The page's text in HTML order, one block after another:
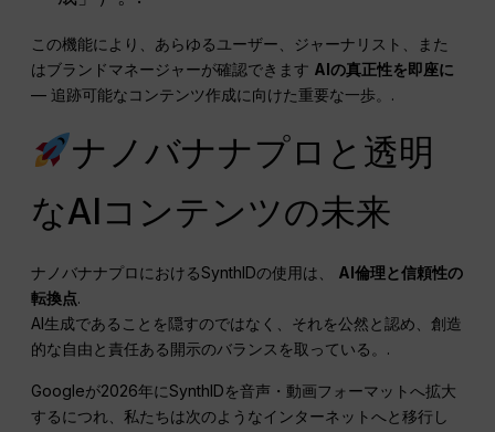
この機能により、あらゆるユーザー、ジャーナリスト、また
はブランドマネージャーが確認できます AIの真正性を即座に
— 追跡可能なコンテンツ作成に向けた重要な一歩。.
ナノバナナプロと透明
なAIコンテンツの未来
ナノバナナプロにおけるSynthIDの使用は、 AI倫理と信頼性の
転換点.
AI生成であることを隠すのではなく、それを公然と認め、創造
的な自由と責任ある開示のバランスを取っている。.
Googleが2026年にSynthIDを音声・動画フォーマットへ拡大
するにつれ、私たちは次のようなインターネットへと移行し